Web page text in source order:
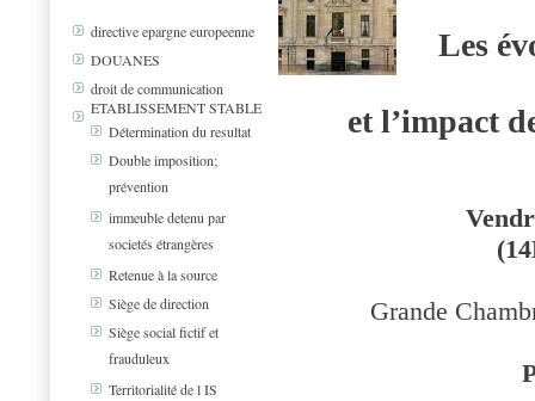
directive epargne europeenne
DOUANES
droit de communication
ETABLISSEMENT STABLE
Détermination du resultat
Double imposition;
prévention
immeuble detenu par
societés étrangères
Retenue à la source
Siège de direction
Siège social fictif et
frauduleux
Territorialité de l IS
Les
et l’impact
Grande